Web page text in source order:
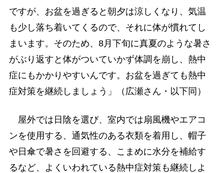
ですが、お盆を過ぎると朝夕は涼しくなり、気温
も少し落ち着いてくるので、それに体が慣れてし
まいます。そのため、8月下旬に真夏のような暑さ
がぶり返すと体がついていかず体調を崩し、熱中
症にもかかりやすいんです。お盆を過ぎても熱中
症対策を継続しましょう」（広瀬さん・以下同）
屋外では日陰を選び、室内では扇風機やエアコ
ンを使用する、通気性のある衣類を着用し、帽子
や日傘で暑さを回避する、こまめに水分を補給す
るなど、よくいわれている熱中症対策も継続しよ